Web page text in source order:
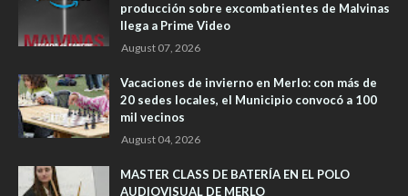
producción sobre excombatientes de Malvinas
llega a Prime Video
August 07, 2026
Vacaciones de invierno en Merlo: con más de
20 sedes locales, el Municipio convocó a 100
mil vecinos
August 04, 2026
MASTER CLASS DE BATERÍA EN EL POLO
AUDIOVISUAL DE MERLO